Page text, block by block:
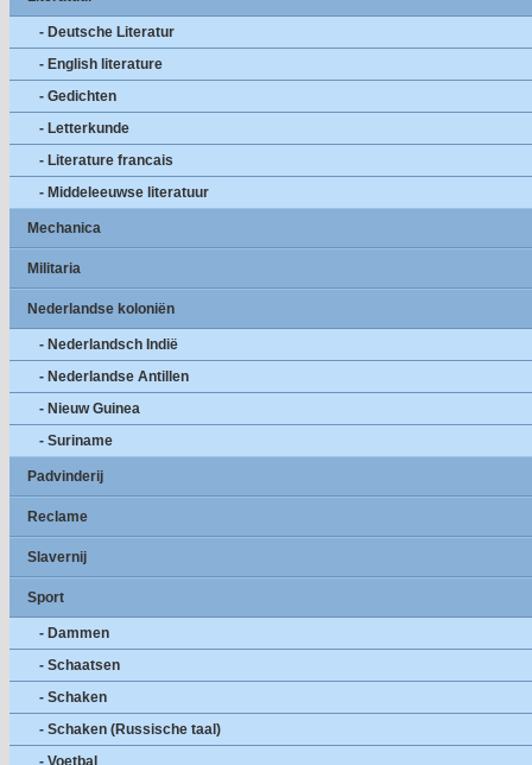
- Deutsche Literatur
- English literature
- Gedichten
- Letterkunde
- Literature francais
- Middeleeuwse literatuur
Mechanica
Militaria
Nederlandse koloniën
- Nederlandsch Indië
- Nederlandse Antillen
- Nieuw Guinea
- Suriname
Padvinderij
Reclame
Slavernij
Sport
- Dammen
- Schaatsen
- Schaken
- Schaken (Russische taal)
- Voetbal